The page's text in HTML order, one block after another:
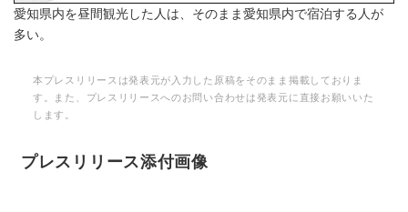
愛知県内を昼間観光した人は、そのまま愛知県内で宿泊する人が
多い。
本プレスリリースは発表元が入力した原稿をそのまま掲載しておりま
す。また、プレスリリースへのお問い合わせは発表元に直接お願いいた
します。
プレスリリース添付画像